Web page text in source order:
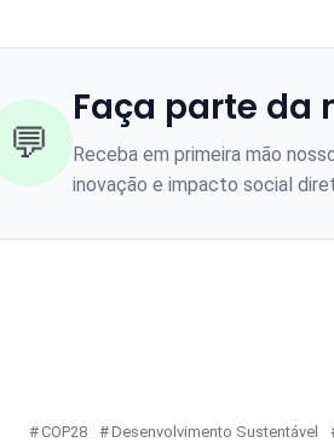
💬
Faça parte da
Receba em primeira mão
inovação e impacto social
COP28 Desenvolvimento Sustentável